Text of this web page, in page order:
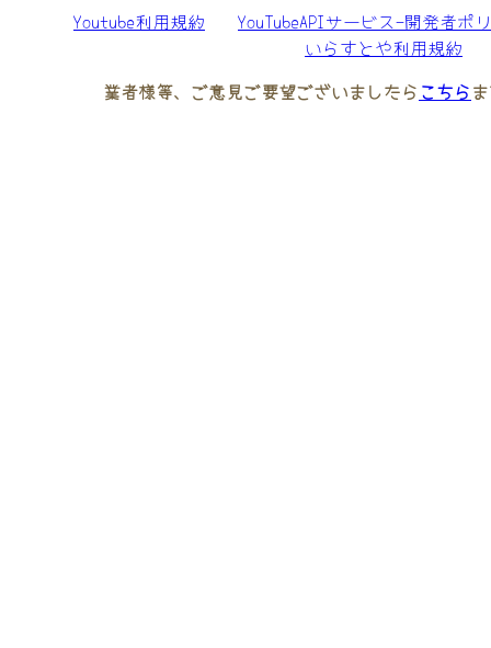
Youtube利用規約
YouTubeAPIサービス-開発者ポ
いらすとや利用規約
業者様等、ご意見ご要望ございましたら こちら